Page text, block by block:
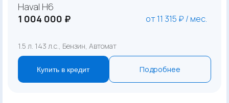
Haval H6
1 004 000 ₽
от 11 315 ₽ / мес.
1.5 л. 143 л.с., Бензин, Автомат
Купить в кредит Подробнее